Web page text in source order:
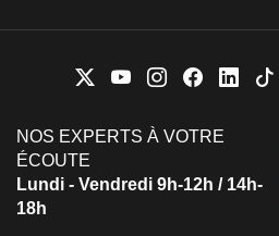
NOS EXPERTS À VOTRE
ÉCOUTE
Lundi - Vendredi 9h-12h / 14h-
18h